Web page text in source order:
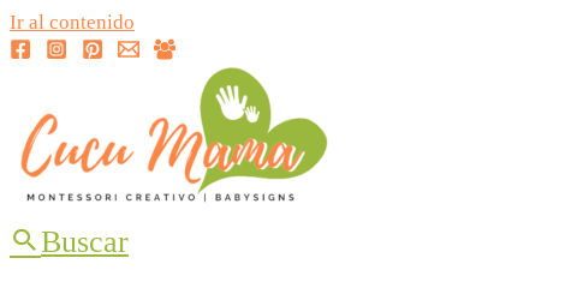
Ir al contenido
Buscar